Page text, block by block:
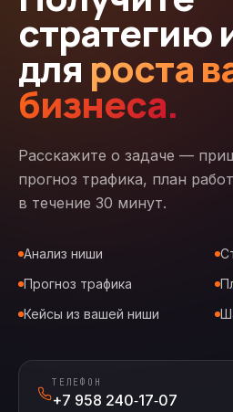
стратегию
для роста
бизнеса.
Расскажите о задаче —
прогноз трафика, план
в течение 30 минут.
Анализ ниши
Прогноз трафика
Кейсы из вашей ниши
ТЕЛЕФОН
+7 958 240‑17‑07